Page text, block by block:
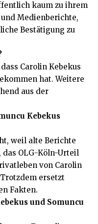
kaum zu ihrem
Medienberichte,
Bestätigung zu
Carolin Kebekus
hat. Weitere
aus der
Kebekus
weil alte Berichte
OLG-Köln-Urteil
von Carolin
ersetzt
Fakten.
und Somuncu